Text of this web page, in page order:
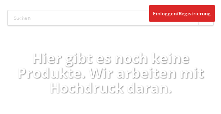
Einloggen/Registrierung
Hier gibt es noch keine
Produkte. Wir arbeiten mit
Hochdruck daran.